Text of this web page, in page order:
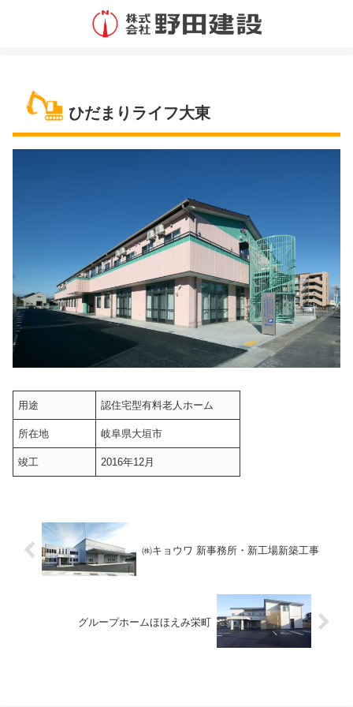
ひだまりライフ大東
用途 認住宅型有料老人ホーム
所在地 岐阜県大垣市
竣工 2016年12月
㈱キョウワ 新事務所・新工場新築工事
グループホームほほえみ栄町